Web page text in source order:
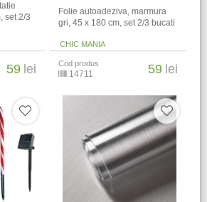
set 2/3
59 lei
Folie autoadeziva, marmura
gri, 45 x 180 cm, set 2/3 bucati
CHIC MANIA
Cod produs
14711 59 lei